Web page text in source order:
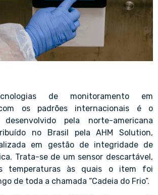
de monitoramento em
os padrões internacionais é o
desenvolvido pela norte-americana
no Brasil pela AHM Solution,
em gestão de integridade de
Trata-se de um sensor descartável,
temperaturas às quais o item foi
de toda a chamada “Cadeia do Frio”.